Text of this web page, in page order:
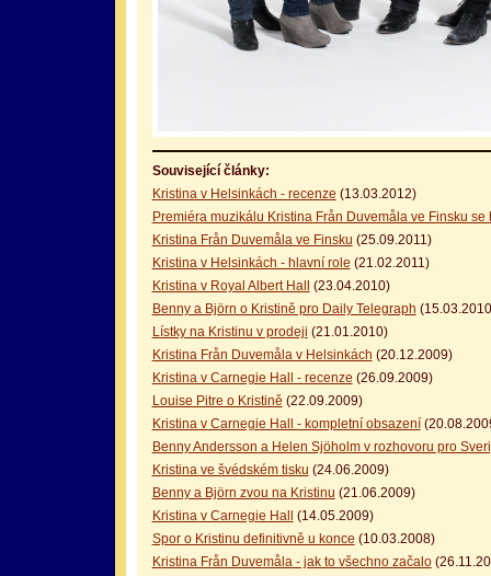
альфа банк кредит наличными
оформление кредитной карты онлайн альфа банк
Související články:
Kristina v Helsinkách - recenze (13.03.2012)
Premiéra muzikálu Kristina Från Duvemåla ve Finsku se
Kristina Från Duvemåla ve Finsku (25.09.2011)
Kristina v Helsinkách - hlavní role (21.02.2011)
Kristina v Royal Albert Hall
(23.04.2010)
Benny a Björn o Kristině pro Daily Telegraph
Lístky na Kristinu v prodeji (21.01.2010)
Kristina Från Duvemåla v Helsinkách (20.12.2009)
Kristina v Carnegie Hall - recenze (26.09.2009)
Louise Pitre o Kristině (22.09.2009)
Kristina v Carnegie Hall - kompletní obsazení
Benny Andersson a Helen Sjöholm v rozhovoru pro
Kristina ve švédském tisku (24.06.2009)
Benny a Björn zvou na Kristinu (21.06.2009)
Kristina v Carnegie Hall
(14.05.2009)
Spor o Kristinu definitivně u konce (10.03.2008)
Kristina Från Duvemåla - jak to všechno začalo